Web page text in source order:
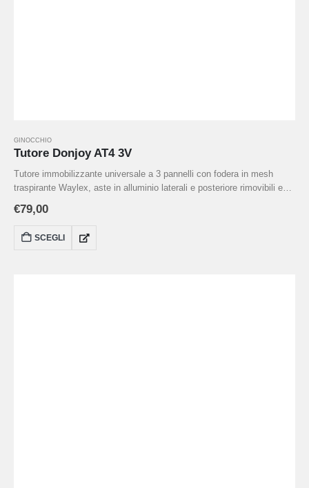
GINOCCHIO
Tutore Donjoy AT4 3V
Tutore immobilizzante universale a 3 pannelli con fodera in mesh
traspirante Waylex, aste in alluminio laterali e posteriore rimovibili e
ginocchio in estensione pre/post-operatoria o post-trauma.Ideale in
emergenza per stabilizzare ginocchio su indicazione medica, è
disponibile in 5 altezze (30–65 cm) e taglie da pediatrico a XL, con
€79,00
SCEGLI